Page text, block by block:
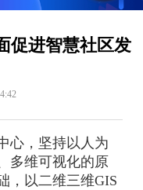
促进智慧社区发
，坚持以人为
多维可视化的原
，以二维三维GIS